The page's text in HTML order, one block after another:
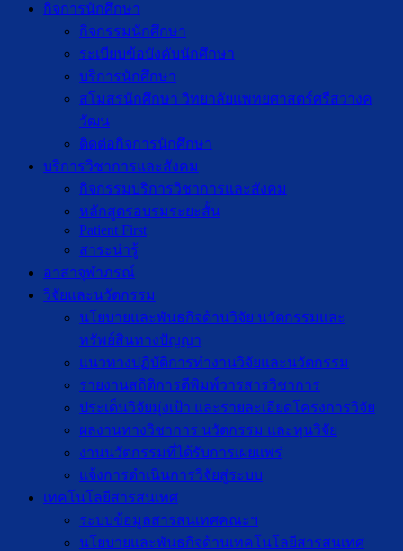
กิจการนักศึกษา
กิจกรรมนักศึกษา
ระเบียบข้อบังคับนักศึกษา
บริการนักศึกษา
สโมสรนักศึกษา วิทยาลัยแพทยศาสตร์ศรีสวางค
วัฒน
ติดต่อกิจการนักศึกษา
บริการวิชาการและสังคม
กิจกรรมบริการวิชาการและสังคม
หลักสูตรอบรมระยะสั้น
Patient First
สาระน่ารู้
อาสาจุฬาภรณ์
วิจัยและนวัตกรรม
นโยบายและพันธกิจด้านวิจัย นวัตกรรมและ
ทรัพย์สินทางปัญญา
แนวทางปฏิบัติการทำงานวิจัยและนวัตกรรม
รายงานสถิติการตีพิมพ์วารสารวิชาการ
ประเด็นวิจัยมุ่งเป้า และรายละเอียดโครงการวิจัย
ผลงานทางวิชาการ นวัตกรรม และทุนวิจัย
งานนวัตกรรมที่ได้รับการเผยแพร่
แจ้งการดำเนินการวิจัยสู่ระบบ
เทคโนโลยีสารสนเทศ
ระบบข้อมูลสารสนเทศคณะฯ
นโยบายและพันธกิจด้านเทคโนโลยีสารสนเทศ